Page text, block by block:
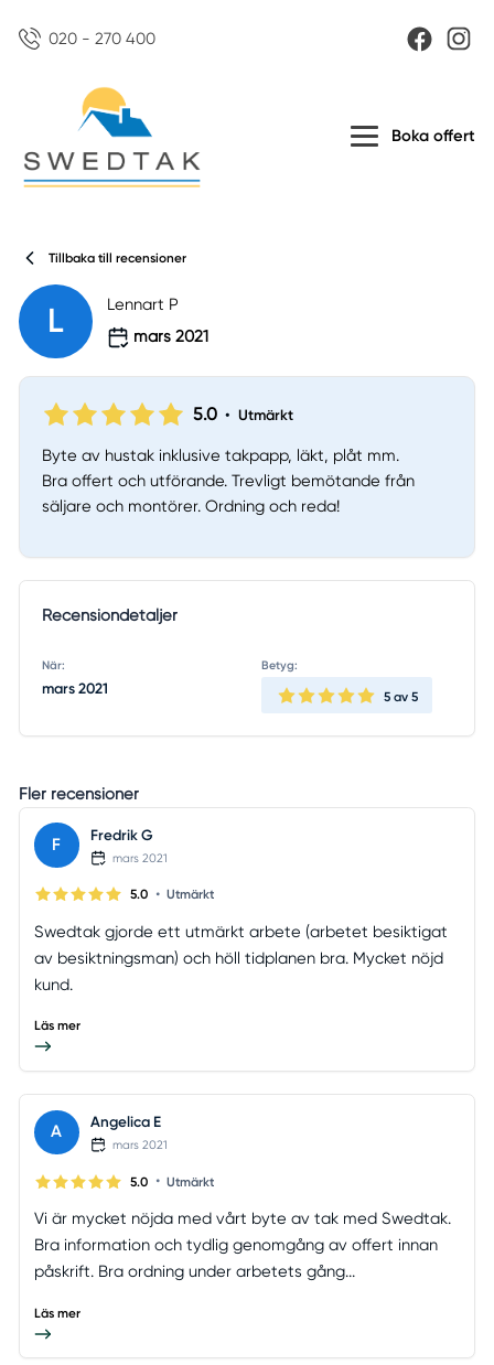
020 - 270 400
Boka offert
Tillbaka till recensioner
L
Lennart P
mars 2021
5.0 • Utmärkt
Byte av hustak inklusive takpapp, läkt, plåt mm.
Bra offert och utförande. Trevligt bemötande från
säljare och montörer. Ordning och reda!
Recensiondetaljer
När:
mars 2021
Betyg:
5 av 5
Fler recensioner
F Fredrik G
mars 2021
5.0 • Utmärkt
Swedtak gjorde ett utmärkt arbete (arbetet besiktigat
av besiktningsman) och höll tidplanen bra. Mycket nöjd
kund.
Läs mer
A Angelica E
mars 2021
5.0 • Utmärkt
Vi är mycket nöjda med vårt byte av tak med Swedtak.
Bra information och tydlig genomgång av offert innan
påskrift. Bra ordning under arbetets gång...
Läs mer